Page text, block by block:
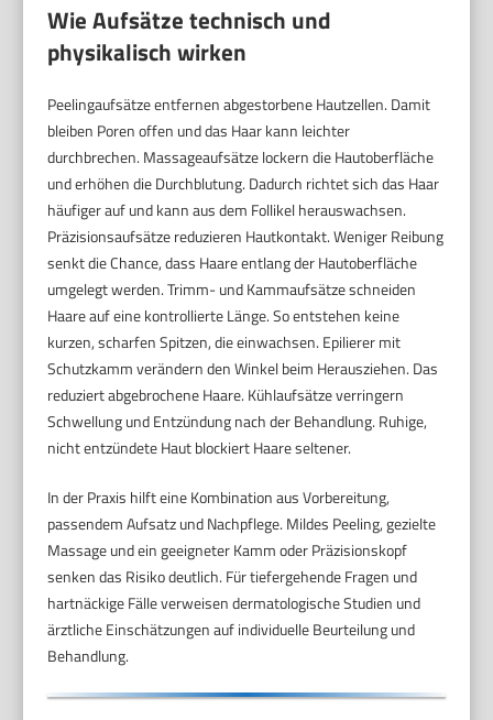
Wie Aufsätze technisch und
physikalisch wirken
Peelingaufsätze entfernen abgestorbene Hautzellen. Damit
bleiben Poren offen und das Haar kann leichter
durchbrechen. Massageaufsätze lockern die Hautoberfläche
und erhöhen die Durchblutung. Dadurch richtet sich das Haar
häufiger auf und kann aus dem Follikel herauswachsen.
Präzisionsaufsätze reduzieren Hautkontakt. Weniger Reibung
senkt die Chance, dass Haare entlang der Hautoberfläche
umgelegt werden. Trimm- und Kammaufsätze schneiden
Haare auf eine kontrollierte Länge. So entstehen keine
kurzen, scharfen Spitzen, die einwachsen. Epilierer mit
Schutzkamm verändern den Winkel beim Herausziehen. Das
reduziert abgebrochene Haare. Kühlaufsätze verringern
Schwellung und Entzündung nach der Behandlung. Ruhige,
nicht entzündete Haut blockiert Haare seltener.
In der Praxis hilft eine Kombination aus Vorbereitung,
passendem Aufsatz und Nachpflege. Mildes Peeling, gezielte
Massage und ein geeigneter Kamm oder Präzisionskopf
senken das Risiko deutlich. Für tiefergehende Fragen und
hartnäckige Fälle verweisen dermatologische Studien und
ärztliche Einschätzungen auf individuelle Beurteilung und
Behandlung.